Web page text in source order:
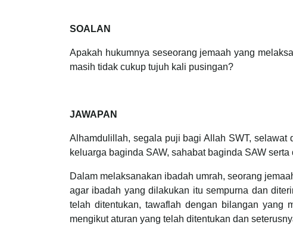
SOALAN
Apakah hukumnya seseorang jemaah yang
masih tidak cukup tujuh kali pusingan?
JAWAPAN
Alhamdulillah, segala puji bagi Allah SWT, selawat
keluarga baginda SAW, sahabat baginda SAW
Dalam melaksanakan ibadah umrah, seorang
agar ibadah yang dilakukan itu sempurna dan
telah ditentukan, tawaflah dengan bilangan yang
mengikut aturan yang telah ditentukan dan